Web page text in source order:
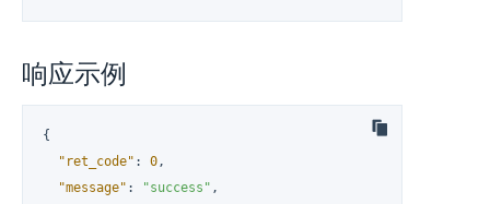
响应示例
{
"ret_code" : 0,
"message" : "success" ,